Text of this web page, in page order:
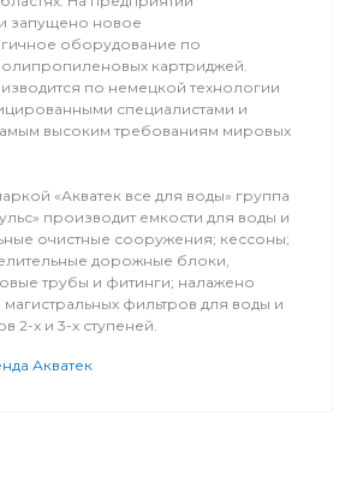
запущено новое
оборудование по
картриджей.
по немецкой технологии
специалистами и
высоким требованиям мировых
«Акватек все для воды» группа
производит емкости для воды и
очистные сооружения; кессоны;
дорожные блоки,
трубы и фитинги; налажено
магистральных фильтров для воды и
2-х и 3-х ступеней.
Акватек